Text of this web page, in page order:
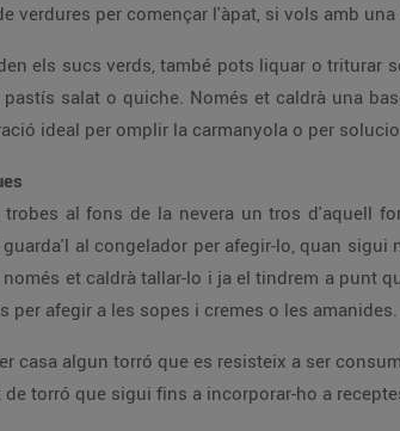
verdures per començar l'àpat, si vols amb
els sucs verds, també pots liquar o triturar
salat o quiche. Només et caldrà una
ideal per omplir la carmanyola o per
al fons de la nevera un tros d'aquell
al congelador per afegir-lo, quan
et caldrà tallar-lo i ja el tindrem a punt
per afegir a les sopes i cremes o les amanides.
casa algun torró que es resisteix a ser
torró que sigui fins a incorporar-ho a